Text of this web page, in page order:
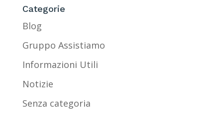
Categorie
Blog
Gruppo Assistiamo
Informazioni Utili
Notizie
Senza categoria